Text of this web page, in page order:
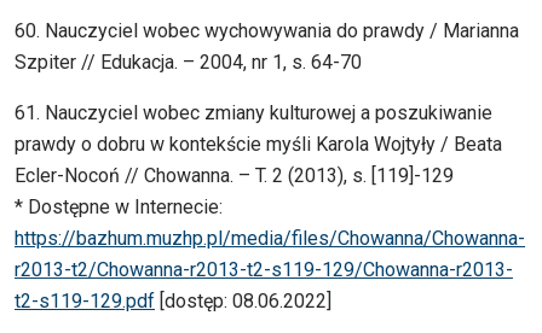
60. Nauczyciel wobec wychowywania do prawdy / Marianna
Szpiter // Edukacja. – 2004, nr 1, s. 64-70
61. Nauczyciel wobec zmiany kulturowej a poszukiwanie
prawdy o dobru w kontekście myśli Karola Wojtyły / Beata
Ecler-Nocoń // Chowanna. – T. 2 (2013), s. [119]-129
* Dostępne w Internecie:
https://bazhum.muzhp.pl/media/files/Chowanna/Chowanna-
r2013-t2/Chowanna-r2013-t2-s119-129/Chowanna-r2013-
t2-s119-129.pdf [dostęp: 08.06.2022]